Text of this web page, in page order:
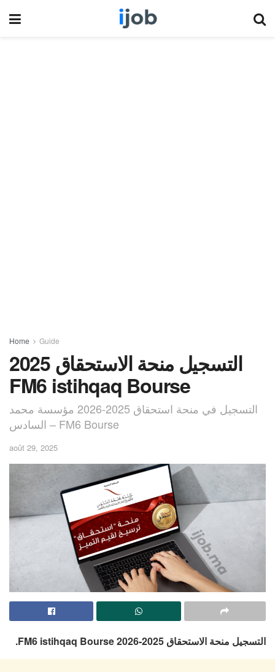
Home Guide
التسجيل منحة الاستحقاق 2025
FM6 istihqaq Bourse
التسجيل في منحة استحقاق 2025-2026 مؤسسة محمد
السادس – FM6 Bourse
août 29, 2025
التسجيل منحة الاستحقاق 2025-2026 FM6 istihqaq Bourse.